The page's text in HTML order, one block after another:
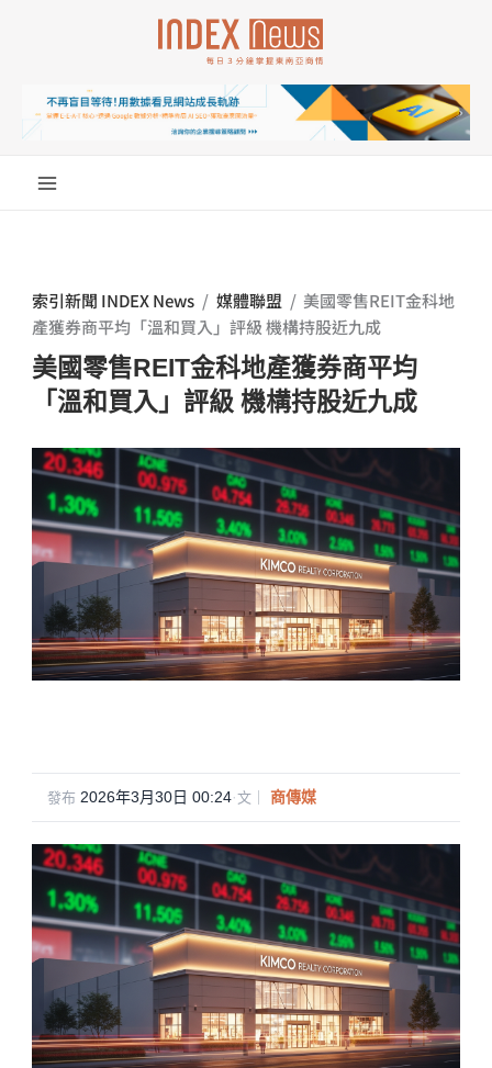
索引新聞 INDEX News / 媒體聯盟 / 美國零售REIT金科地
產獲券商平均「溫和買入」評級 機構持股近九成
美國零售REIT金科地產獲券商平均
「溫和買入」評級 機構持股近九成
發布 2026年3月30日 00:24·文｜ 商傳媒